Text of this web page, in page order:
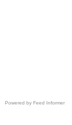
Powered by Feed Informer